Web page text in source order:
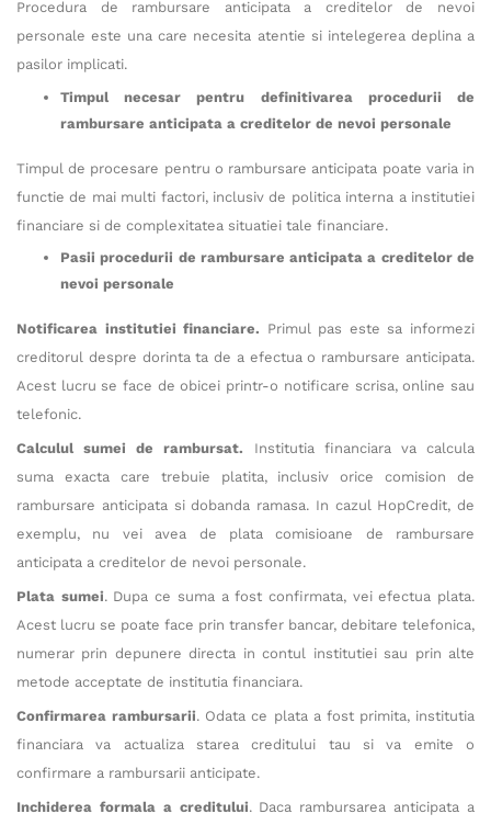
Procedura de rambursare anticipata a creditelor de nevoi
personale este una care necesita atentie si intelegerea deplina a
pasilor implicati.
Timpul necesar pentru definitivarea procedurii de
rambursare anticipata a creditelor de nevoi personale
Timpul de procesare pentru o rambursare anticipata poate varia in
functie de mai multi factori, inclusiv de politica interna a institutiei
financiare si de complexitatea situatiei tale financiare.
Pasii procedurii de rambursare anticipata a creditelor de
nevoi personale
Notificarea institutiei financiare. Primul pas este sa informezi
creditorul despre dorinta ta de a efectua o rambursare anticipata.
Acest lucru se face de obicei printr-o notificare scrisa, online sau
telefonic.
Calculul sumei de rambursat. Institutia financiara va calcula
suma exacta care trebuie platita, inclusiv orice comision de
rambursare anticipata si dobanda ramasa. In cazul HopCredit, de
exemplu, nu vei avea de plata comisioane de rambursare
anticipata a creditelor de nevoi personale.
Plata sumei. Dupa ce suma a fost confirmata, vei efectua plata.
Acest lucru se poate face prin transfer bancar, debitare telefonica,
numerar prin depunere directa in contul institutiei sau prin alte
metode acceptate de institutia financiara.
Confirmarea rambursarii. Odata ce plata a fost primita, institutia
financiara va actualiza starea creditului tau si va emite o
confirmare a rambursarii anticipate.
Inchiderea formala a creditului. Daca rambursarea anticipata a